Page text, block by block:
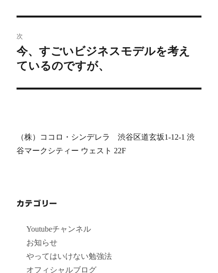
ー
シ
次
次
の
稿:
今、すごいビジネスモデルを考え
ているのですが、
（株）ココロ・シンデレラ 渋谷区道玄坂1-12-1 渋
谷マークシティー ウェスト 22F
カテゴリー
Youtubeチャンネル
お知らせ
やってはいけない勉強法
オフィシャルブログ